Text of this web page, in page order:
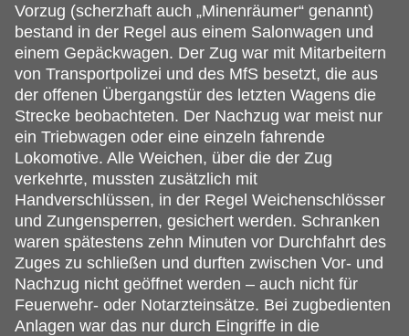
Vorzug (scherzhaft auch „Minenräumer“ genannt)
bestand in der Regel aus einem Salonwagen und
einem Gepäckwagen. Der Zug war mit Mitarbeitern
von Transportpolizei und des MfS besetzt, die aus
der offenen Übergangstür des letzten Wagens die
Strecke beobachteten. Der Nachzug war meist nur
ein Triebwagen oder eine einzeln fahrende
Lokomotive. Alle Weichen, über die der Zug
verkehrte, mussten zusätzlich mit
Handverschlüssen, in der Regel Weichenschlösser
und Zungensperren, gesichert werden. Schranken
waren spätestens zehn Minuten vor Durchfahrt des
Zuges zu schließen und durften zwischen Vor- und
Nachzug nicht geöffnet werden – auch nicht für
Feuerwehr- oder Notarzteinsätze. Bei zugbedienten
Anlagen war das nur durch Eingriffe in die